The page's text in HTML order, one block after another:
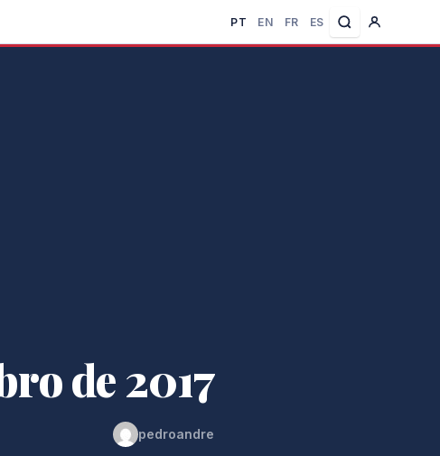
PT EN FR ES
de 2017
pedroandre